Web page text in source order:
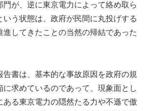
門が、逆に東京電力によって絡め取ら
いう状態は、政府が民間に丸投げする
進してきたことの当然の帰結であった
告書は、基本的な事故原因を政府の規
に求めているのであって、現象面とし
ある東京電力の隠然たる力や不遜で傲